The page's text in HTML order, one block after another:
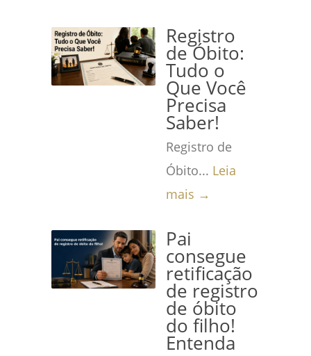
Registro
de Óbito:
Tudo o
Que Você
Precisa
Saber!
Registro de
Óbito... Leia
mais →
Pai
consegue
retificação
de registro
de óbito
do filho!
Entenda